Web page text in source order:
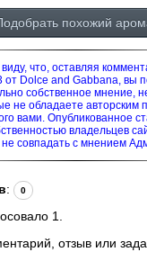
похожий
что, оставляя
Dolce and Gabbana, вы
собственное мнение,
не обладаете авторским
вами. Опубликованное
владельцев
совпадать с мнением
: 0
1
отзыв или